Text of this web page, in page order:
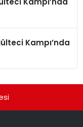
Kampı’nda